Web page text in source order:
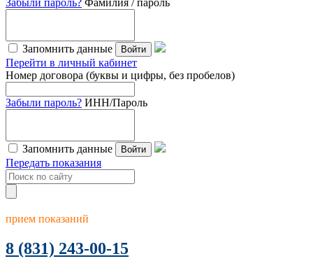
Забыли пароль? Фамилия / пароль
Запомнить данные Войти
Перейти в личный кабинет
Номер договора (буквы и цифры, без пробелов)
Забыли пароль? ИНН/Пароль
Запомнить данные Войти
Передать показания
прием показаний
8 (831) 243-00-15